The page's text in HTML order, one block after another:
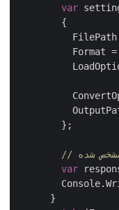
var
        {
FilePath
          Format =
        };
شده
var
      }